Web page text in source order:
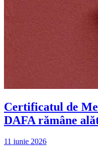
Certificatul de
DAFA rămâne
11 iunie 2026